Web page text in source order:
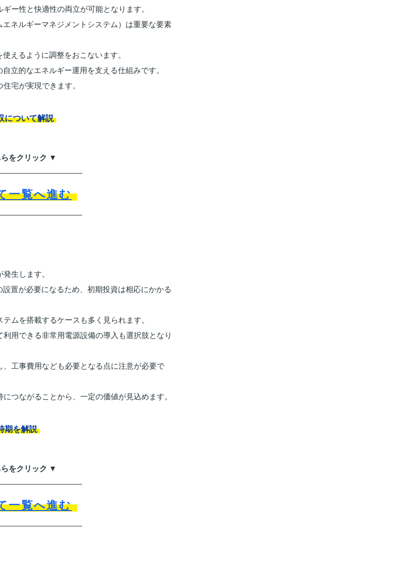
ー性と快適性の両立が可能となります。
ネルギーマネジメントシステム）は重要な要素
えるように調整をおこないます。
立的なエネルギー運用を支える仕組みです。
宅が実現できます。
について解説
をクリック ▼
一覧へ進む
生します。
置が必要になるため、初期投資は相応にかかる
ムを搭載するケースも多く見られます。
用できる非常用電源設備の導入も選択肢となり
工事費用なども必要となる点に注意が必要で
つながることから、一定の価値が見込めます。
期を解説
をクリック ▼
一覧へ進む